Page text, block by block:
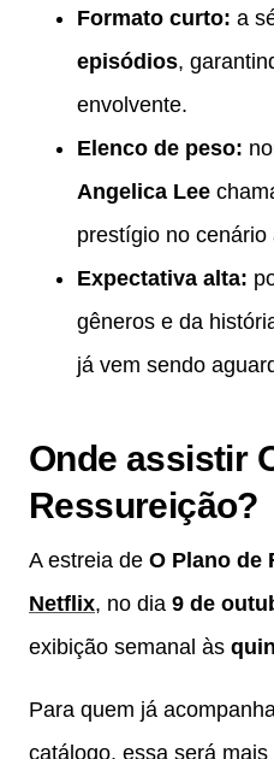
Formato curto: a
episódios,
envolvente.
Elenco de peso:
Angelica Lee
prestígio no cenário
Expectativa alta:
gêneros e da
já vem sendo
Onde assistir
Ressureição?
A estreia de O Plano de
Netflix, no dia 9 de
exibição semanal às
Para quem já
catálogo, essa será